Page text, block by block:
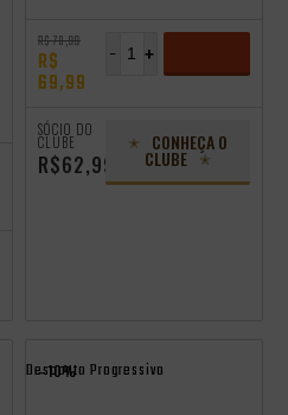
R$ 78,99
R$
69,99
+
-
SÓCIO DO
CLUBE
R$62,99
CONHEÇA O
CLUBE
Desconto Progressivo
- 10%